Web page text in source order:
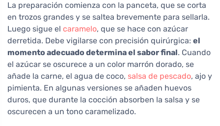
La preparación comienza con la panceta, que se corta
en trozos grandes y se saltea brevemente para sellarla.
Luego sigue el caramelo, que se hace con azúcar
derretida. Debe vigilarse con precisión quirúrgica: el
momento adecuado determina el sabor final. Cuando
el azúcar se oscurece a un color marrón dorado, se
añade la carne, el agua de coco, salsa de pescado, ajo y
pimienta. En algunas versiones se añaden huevos
duros, que durante la cocción absorben la salsa y se
oscurecen a un tono caramelizado.